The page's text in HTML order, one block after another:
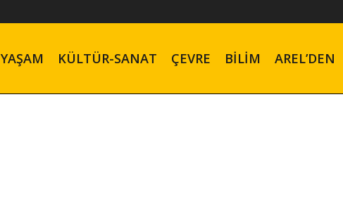
YAŞAM KÜLTÜR-SANAT ÇEVRE BILIM AREL’DEN